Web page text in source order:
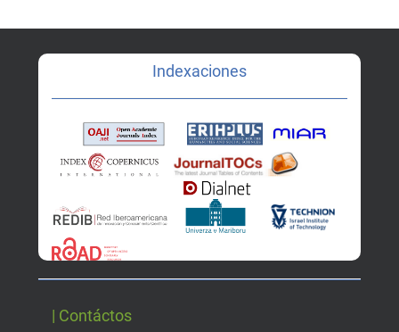
Indexaciones
| Contáctos